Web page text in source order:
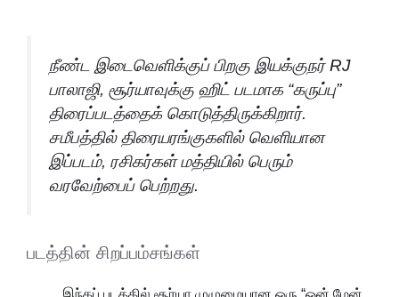
நீண்ட இடைவெளிக்குப் பிறகு இயக்குநர் RJ
பாலாஜி, சூர்யாவுக்கு ஹிட் படமாக “கருப்பு”
திரைப்படத்தைக் கொடுத்திருக்கிறார்.
சமீபத்தில் திரையரங்குகளில் வெளியான
இப்படம், ரசிகர்கள் மத்தியில் பெரும்
வரவேற்பைப் பெற்றது.
படத்தின் சிறப்பம்சங்கள்
இந்தப் படத்தில் சூர்யா முழுமையான ஒரு “ஒன் மேன்